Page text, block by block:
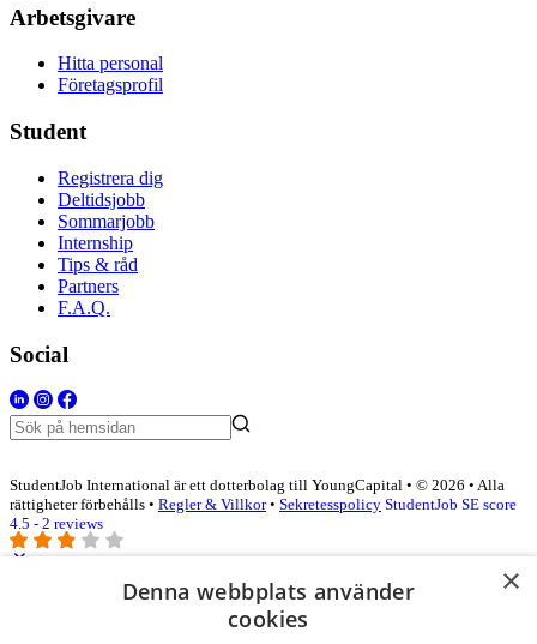
Arbetsgivare
Hitta personal
Företagsprofil
Student
Registrera dig
Deltidsjobb
Sommarjobb
Internship
Tips & råd
Partners
F.A.Q.
Social
StudentJob International är ett dotterbolag till YoungCapital • © 2026 • Alla
rättigheter förbehålls • Regler & Villkor• Sekretesspolicy StudentJob SE score
4.5 - 2 reviews
Logga in som företag
×
Denna webbplats använder
cookies